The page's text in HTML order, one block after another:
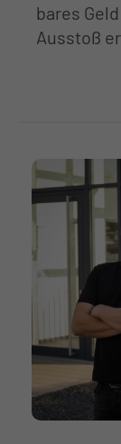
bares
Ausstoß